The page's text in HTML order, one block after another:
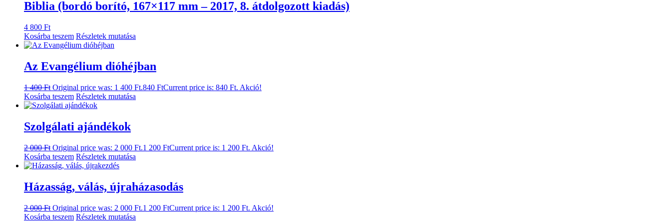
Biblia (bordó borító, 167×117 mm – 2017, 8. átdolgozott kiadás)
4 800 Ft
Kosárba teszem Részletek mutatása
Az Evangélium dióhéjban
1 400Ft Original price was: 1 400 Ft.840 FtCurrent price is: 840 Ft. Akció!
Kosárba teszem Részletek mutatása
Szolgálati ajándékok
2 000Ft Original price was: 2 000 Ft.1 200 FtCurrent price is: 1 200 Ft. Akció!
Kosárba teszem Részletek mutatása
Házasság, válás, újraházasodás
2 000Ft Original price was: 2 000 Ft.1 200 FtCurrent price is: 1 200 Ft. Akció!
Kosárba teszem Részletek mutatása